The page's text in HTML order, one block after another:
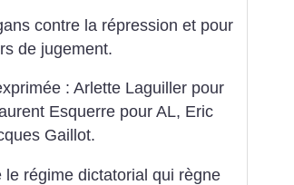
contre la répression et pour
de jugement.
: Arlette Laguiller pour
Esquerre pour AL, Eric
Gaillot.
régime dictatorial qui règne